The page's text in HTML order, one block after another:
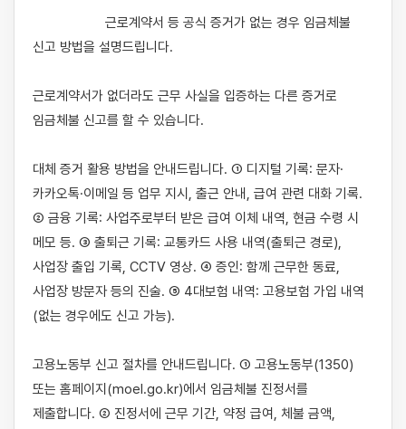
신고 방법을 설명드립니다.
근로계약서가 없더라도 근무 사실을 입증하는 다른 증거로
임금체불 신고를 할 수 있습니다.
대체 증거 활용 방법을 안내드립니다. ① 디지털 기록: 문자·
카카오톡·이메일 등 업무 지시, 출근 안내, 급여 관련 대화 기록.
② 금융 기록: 사업주로부터 받은 급여 이체 내역, 현금 수령 시
메모 등. ③ 출퇴근 기록: 교통카드 사용 내역(출퇴근 경로),
사업장 출입 기록, CCTV 영상. ④ 증인: 함께 근무한 동료,
사업장 방문자 등의 진술. ⑤ 4대보험 내역: 고용보험 가입 내역
(없는 경우에도 신고 가능).
고용노동부 신고 절차를 안내드립니다. ① 고용노동부(1350)
또는 홈페이지(moel.go.kr)에서 임금체불 진정서를
제출합니다. ② 진정서에 근무 기간, 약정 급여, 체불 금액,